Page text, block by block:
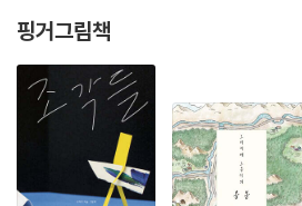
핑거그림책